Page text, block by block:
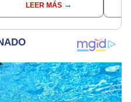
Indecopi multó a la
empresa con más de S/
LEER MÁS